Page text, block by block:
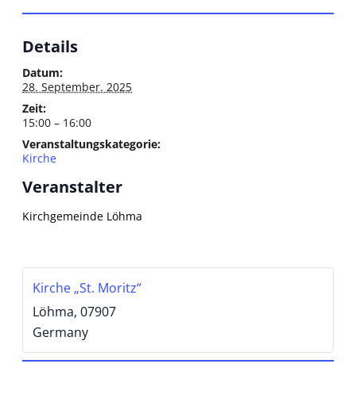
Details
Datum:
28. September. 2025
Zeit:
15:00 – 16:00
Veranstaltungskategorie:
Kirche
Veranstalter
Kirchgemeinde Löhma
Kirche „St. Moritz“
Löhma, 07907
Germany